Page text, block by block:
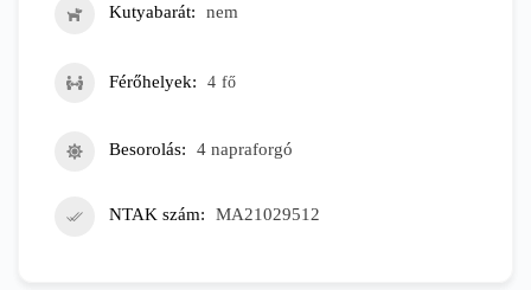
Kutyabarát nem
Férőhelyek 4 fő
Besorolás 4 napraforgó
NTAK szám MA21029512